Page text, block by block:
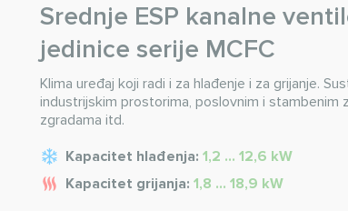
Srednje ESP kanalne
jedinice serije MCFC
Klima uređaj koji radi i za hlađenje i za grijanje.
industrijskim prostorima, poslovnim i stambenim
zgradama itd.
Kapacitet hlađenja: 1,2 ... 12,6 kW
Kapacitet grijanja: 1,8 ... 18,9 kW